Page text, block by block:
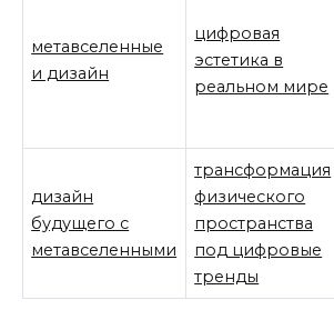
метавселенные
и дизайн
цифровая
эстетика в
реальном мире
дизайн
будущего с
метавселенными
трансформация
физического
пространства
под цифровые
тренды